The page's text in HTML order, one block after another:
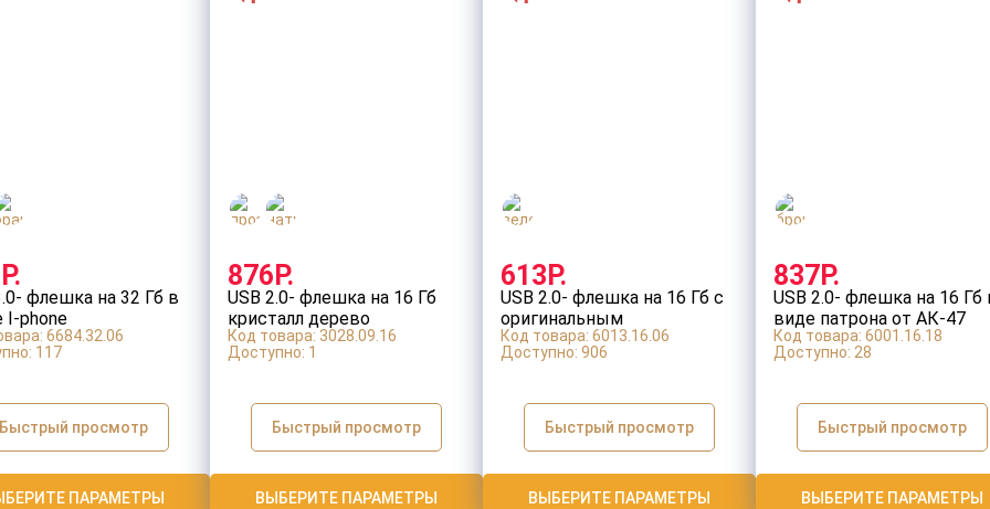
флешка на 32 Гб в
I-phone
6684.32.06
117
Быстрый просмотр
ПАРАМЕТРЫ
876Р.
USB 2.0- флешка на 16 Гб
кристалл дерево
Код товара: 3028.09.16
Доступно: 1
Быстрый просмотр
ВЫБЕРИТЕ ПАРАМЕТРЫ
613Р.
USB 2.0- флешка на 16 Гб с
оригинальным
двухцветным корпусом
Код товара: 6013.16.06
Доступно: 906
Быстрый просмотр
ВЫБЕРИТЕ ПАРАМЕТРЫ
837Р.
USB 2.0- флешка на 16 Гб
виде патрона от АК-47
Код товара: 6001.16.18
Доступно: 28
Быстрый просмотр
ВЫБЕРИТЕ ПАРАМЕТРЫ